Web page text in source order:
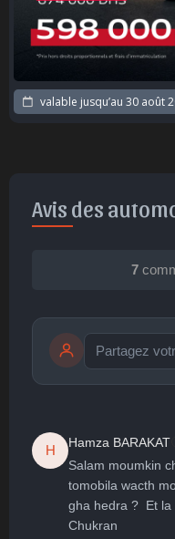
valable jusqu’au 30 août
Avis des
7
🤩
Parfait
😮
publication
H
Hamza BARAKAT
Salam moumkin
tomobila wacth
gha hedra ?  Et
Chukran